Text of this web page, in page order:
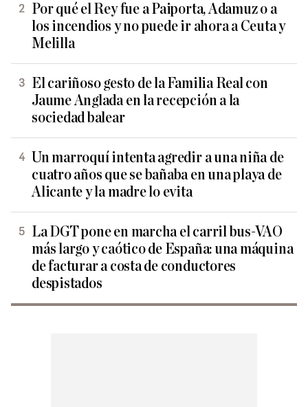
Por qué el Rey fue a Paiporta, Adamuz o a
los incendios y no puede ir ahora a Ceuta y
Melilla
El cariñoso gesto de la Familia Real con
Jaume Anglada en la recepción a la
sociedad balear
Un marroquí intenta agredir a una niña de
cuatro años que se bañaba en una playa de
Alicante y la madre lo evita
La DGT pone en marcha el carril bus-VAO
más largo y caótico de España: una máquina
de facturar a costa de conductores
despistados